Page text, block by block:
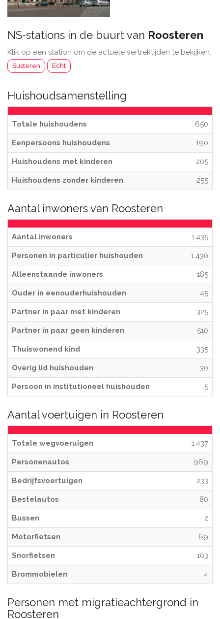
NS-stations in de buurt van Roosteren
Klik op een station om de actuele vertrektijden te bekijken.
Susteren Echt
Huishoudsamenstelling
Totale huishoudens 650
Eenpersoons huishoudens 190
Huishoudens met kinderen 205
Huishoudens zonder kinderen 255
Aantal inwoners van Roosteren
Aantal inwoners 1.435
Personen in particulier huishouden 1.430
Alleenstaande inwoners 185
Ouder in eenouderhuishouden 45
Partner in paar met kinderen 325
Partner in paar geen kinderen 510
Thuiswonend kind 335
Overig lid huishouden 30
Persoon in institutioneel huishouden 5
Aantal voertuigen in Roosteren
Totale wegvoeruigen 1.437
Personenautos 969
Bedrijfsvoertuigen 233
Bestelautos 80
Bussen 2
Motorfietsen 69
Snorfietsen 103
Brommobielen 4
Personen met migratieachtergrond in
Roosteren